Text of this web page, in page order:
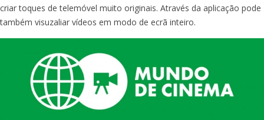
criar toques de telemóvel muito originais. Através da aplicação pode
também visuzaliar vídeos em modo de ecrã inteiro.